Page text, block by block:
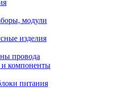
модули
изделия
провода
и компоненты
питания